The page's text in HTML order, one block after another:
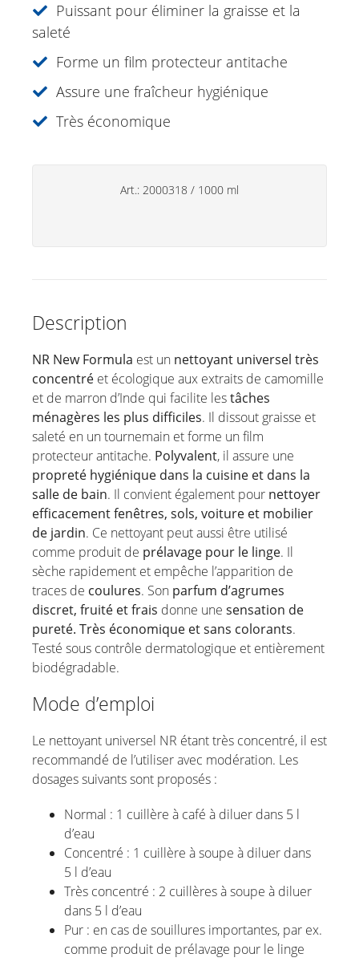
Brosse à mains et ongles
Air Deo Spray d'ambiance citron|sauge
sclaré
Puissant pour éliminer la graisse et la
saleté
Forme un film protecteur antitache
Assure une fraîcheur hygiénique
Très économique
Art.: 2000318 / 1000 ml
Description
NR New Formula est un nettoyant universel très
concentré et écologique aux extraits de camomille
et de marron d’Inde qui facilite lestâches
ménagères les plus difficiles. Il dissout graisse et
saleté en un tournemain et forme un film
protecteur antitache. Polyvalent, il assure une
propreté hygiénique dans la cuisine et dans la
salle de bain. Il convient également pour nettoyer
efficacement fenêtres, sols, voiture et mobilier
de jardin. Ce nettoyant peut aussi être utilisé
comme produit de prélavage pour le linge. Il
sèche rapidement et empêche l’apparition de
traces de coulures. Son parfum d’agrumes
discret, fruité et frais donne une sensation de
pureté. Très économique et sans colorants.
Testé sous contrôle dermatologique et entièrement
biodégradable.
Mode d’emploi
Le nettoyant universel NR étant très concentré, il est
recommandé de l’utiliser avec modération. Les
dosages suivants sont proposés :
Normal : 1 cuillère à café à diluer dans 5 l
d’eau
Concentré : 1 cuillère à soupe à diluer dans
5 l d’eau
Très concentré : 2 cuillères à soupe à diluer
dans 5 l d’eau
Pur : en cas de souillures importantes, par ex.
comme produit de prélavage pour le linge